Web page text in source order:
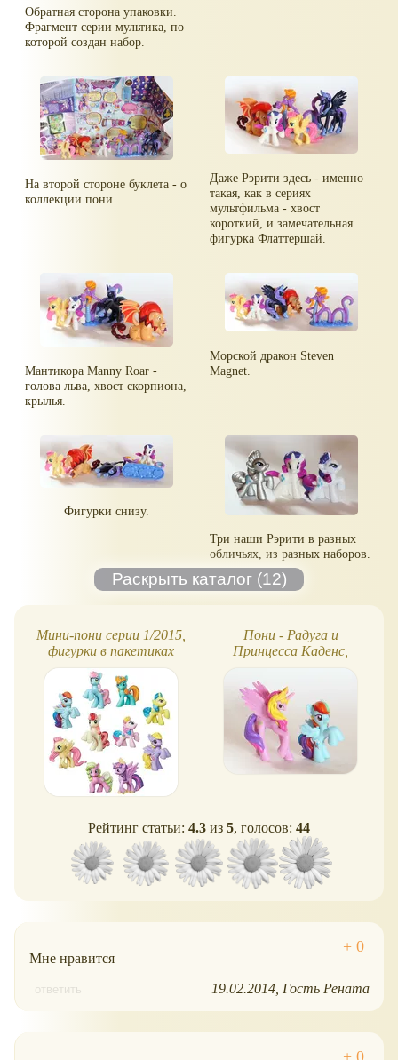
Обратная сторона упаковки.
Фрагмент серии мультика, по
которой создан набор.
На второй стороне буклета - о
коллекции пони.
Даже Рэрити здесь - именно
такая, как в сериях
мультфильма - хвост
короткий, и замечательная
фигурка Флаттершай.
Мантикора Manny Roar -
голова льва, хвост скорпиона,
крылья.
Морской дракон Steven
Magnet.
Фигурки снизу.
Три наши Рэрити в разных
обличьях, из разных наборов.
Мини-пони серии 1/2015,
фигурки в пакетиках
Пони - Радуга и
Принцесса Каденс,
Рейтинг статьи: 4.3 из 5, голосов: 44
Мне нравится
ответить 19.02.2014 Гость Рената